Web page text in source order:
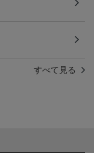
すべて見る